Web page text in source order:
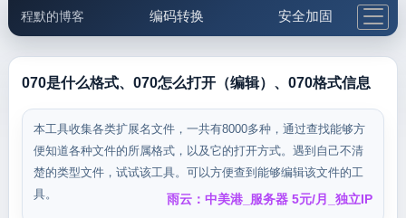
程默的博客 编码转换 安全加固
邮件工具 生活便民 更多工具
5.1支付宝大红包
070是什么格式、070怎么打开（编辑）、070格式信息
本工具收集各类扩展名文件，一共有8000多种，通过查找能够方
便知道各种文件的所属格式，以及它的打开方式。遇到自己不清
楚的类型文件，试试该工具。可以方便查到能够编辑该文件的工
具。
雨云：中美港_服务器 5元/月_独立IP